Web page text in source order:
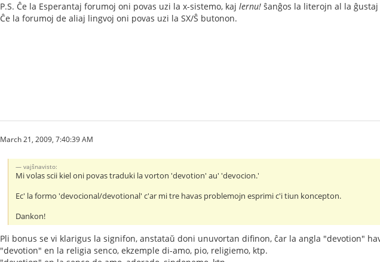
P.S. Ĉe la Esperantaj forumoj oni povas uzi la x-sistemo, kaj lernu! ŝanĝos la literojn al la
Ĉe la forumoj de aliaj lingvoj oni povas uzi la SX/Ŝ butonon.
March 21, 2009, 7:40:39 AM
vajŝnavisto:
Mi volas scii kiel oni povas traduki la vorton 'devotion' au' 'devocion.'
Ec' la formo 'devocional/devotional' c'ar mi tre havas problemojn esprimi c'i tiun koncepton.
Dankon!
Pli bonus se vi klarigus la signifon, anstataŭ doni unuvortan difinon, ĉar la angla "devotion"
"devotion" en la religia senco, ekzemple di-amo, pio, religiemo, ktp.